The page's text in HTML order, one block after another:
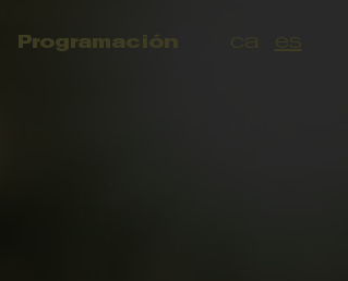
Programación